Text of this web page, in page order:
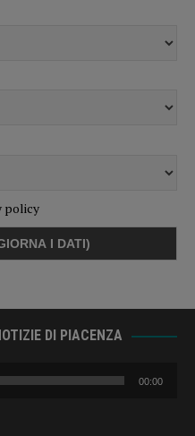
policy
DI PIACENZA
00:00